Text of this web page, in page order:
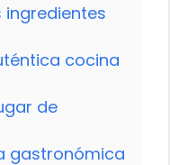
ingredientes
cocina
de
gastronómica